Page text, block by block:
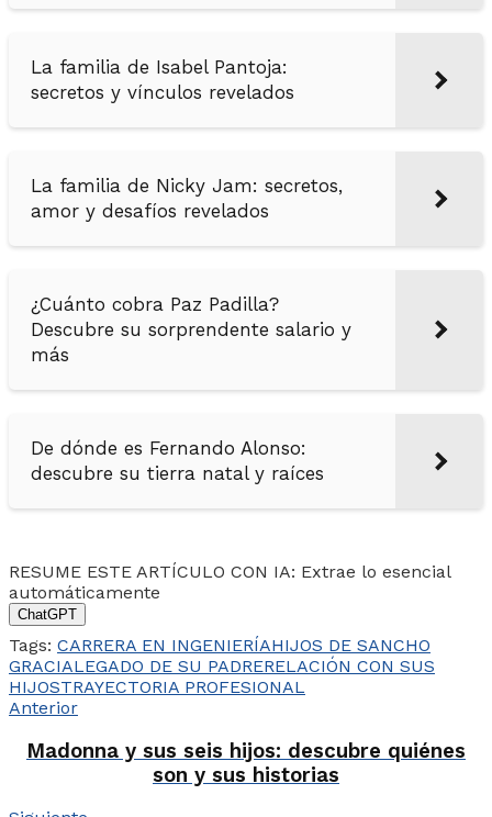
La familia de Isabel Pantoja:
secretos y vínculos revelados
La familia de Nicky Jam: secretos,
amor y desafíos revelados
¿Cuánto cobra Paz Padilla?
Descubre su sorprendente salario y
más
De dónde es Fernando Alonso:
descubre su tierra natal y raíces
RESUME ESTE ARTÍCULO CON IA: Extrae lo esencial
automáticamente
ChatGPT
Tags: CARRERA EN INGENIERÍAHIJOS DE SANCHO
GRACIALEGADO DE SU PADRERELACIÓN CON SUS
HIJOSTRAYECTORIA PROFESIONAL
Anterior
Madonna y sus seis hijos: descubre quiénes
son y sus historias